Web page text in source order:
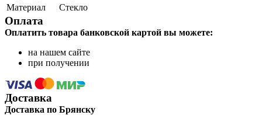
Материал
Стекло
Оплата
Оплатить товара банковской картой вы можете:
на нашем сайте
при получении
Доставка
Доставка по Брянску